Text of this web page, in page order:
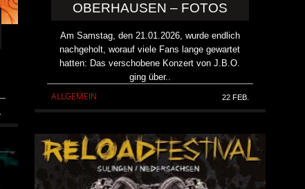
OBERHAUSEN – FOTOS
Am Samstag, den 21.01.2026, wurde endlich
nachgeholt, worauf viele Fans lange gewartet
hatten: Das verschobene Konzert von J.B.O.
ging über..
ALLGEMEIN 22 FEB.